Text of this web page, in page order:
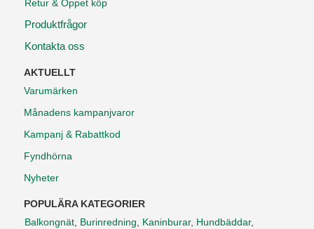
Retur & Öppet köp
Produktfrågor
Kontakta oss
AKTUELLT
Varumärken
Månadens kampanjvaror
Kampanj & Rabattkod
Fyndhörna
Nyheter
POPULÄRA KATEGORIER
Balkongnät, Burinredning, Kaninburar, Hundbäddar,